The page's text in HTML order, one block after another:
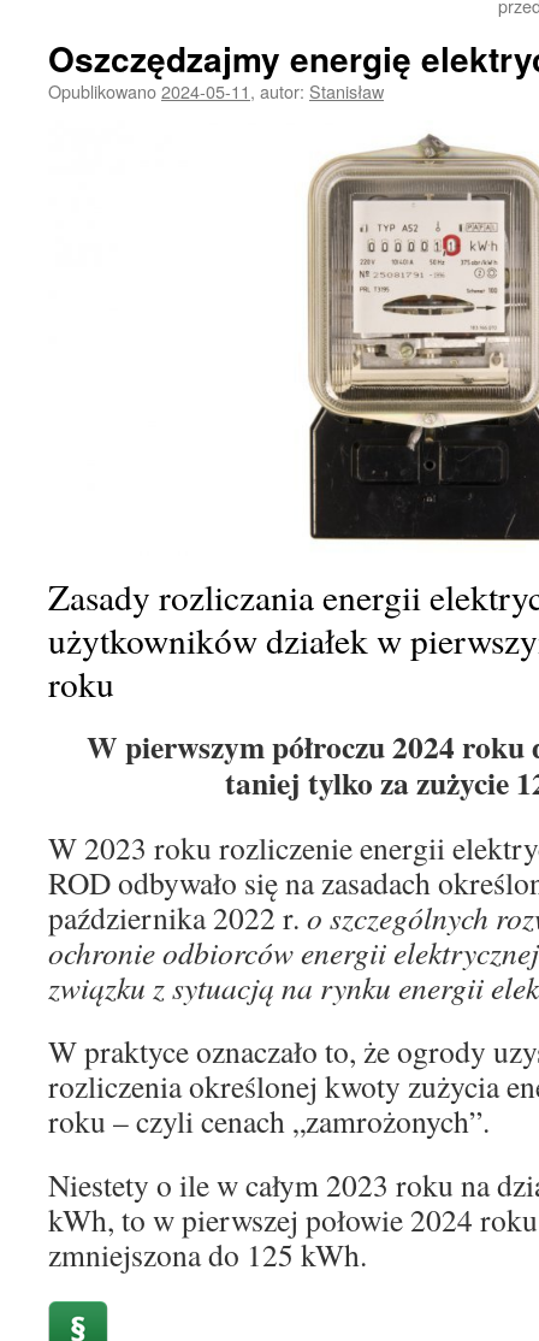
Oszczędzajmy energię
Opublikowano2024-05-11, autor: Stanisław
Zasady rozliczania energii
użytkowników działek w
roku
W pierwszym półroczu 2024 roku
taniej tylko za zużycie
W 2023 roku rozliczenie energii
ROD odbywało się na zasadach
października 2022 r. o szczególnych
ochronie odbiorców energii
związku z sytuacją na rynku energii
W praktyce oznaczało to, że ogrody
rozliczenia określonej kwoty zużycia
roku – czyli cenach „zamrożonych”.
Niestety o ile w całym 2023 roku na
kWh, to w pierwszej połowie 2024
zmniejszona do 125 kWh.